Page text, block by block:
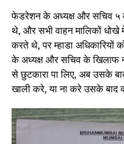
फेडरेशन के अध्यक्ष और सचिव ५
थे, और सभी वाहन मालिकों धोखे
करते थे, पर म्हाडा
के अध्यक्ष और सचिव के खिलाफ
से छुटकारा पा लिए, अब उसके
खाली करे, या ना करे उसके बाद